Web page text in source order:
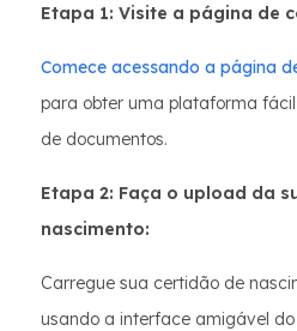
Etapa 1: Visite a página de
Comece acessando a página
para obter uma plataforma
de documentos.
Etapa 2: Faça o upload da
nascimento:
Carregue sua certidão de
usando a interface amigável